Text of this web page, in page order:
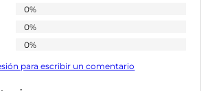
0%
0%
0%
para escribir un comentario